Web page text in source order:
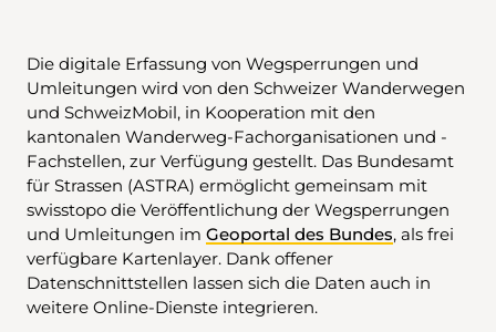
Die digitale Erfassung von Wegsperrungen und
Umleitungen wird von den Schweizer Wanderwegen
und SchweizMobil, in Kooperation mit den
kantonalen Wanderweg-Fachorganisationen und -
Fachstellen, zur Verfügung gestellt. Das Bundesamt
für Strassen (ASTRA) ermöglicht gemeinsam mit
swisstopo die Veröffentlichung der Wegsperrungen
und Umleitungen im Geoportal des Bundes, als frei
verfügbare Kartenlayer. Dank offener
Datenschnittstellen lassen sich die Daten auch in
weitere Online-Dienste integrieren.